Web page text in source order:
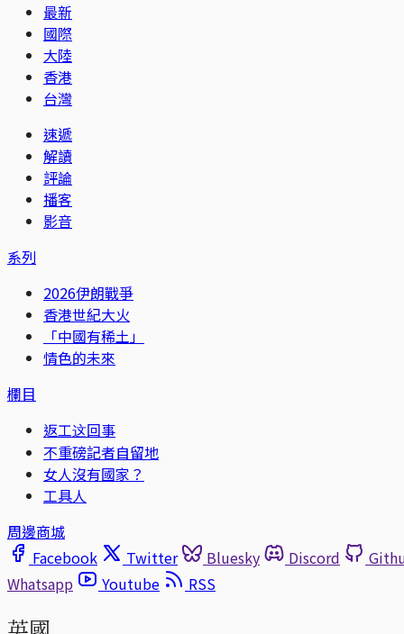
最新
國際
大陸
香港
台灣
速遞
解讀
評論
播客
影音
系列
2026伊朗戰爭
香港世紀大火
「中國有稀土」
情色的未來
欄目
返工这回事
不重磅記者自留地
女人沒有國家？
工具人
周邊商城
Facebook
Twitter Bluesky Discord
Whatsapp
Youtube RSS